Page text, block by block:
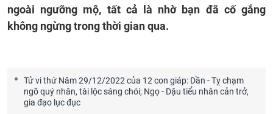
ngoài ngưỡng mộ, tất cả là nhờ bạn đã cố gắng
không ngừng trong thời gian qua.
Tử vi thứ Năm 29/12/2022 của 12 con giáp: Dần - Tỵ chạm
ngõ quý nhân, tài lộc sáng chói; Ngọ - Dậu tiểu nhân cản trở,
gia đạo lục đục